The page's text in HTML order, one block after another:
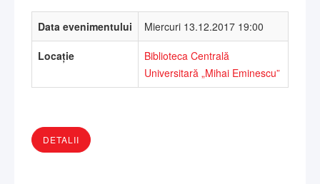
Data evenimentului Miercuri 13.12.2017 19:00
Locație
Biblioteca Centrală
Universitară „Mihai Eminescu”
DETALII